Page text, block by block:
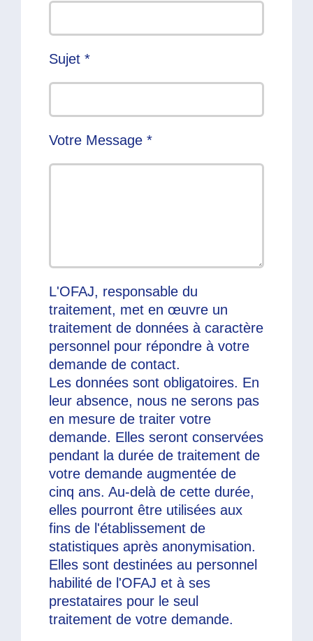
Sujet *
Votre Message *
L'OFAJ, responsable du
traitement, met en œuvre un
traitement de données à caractère
personnel pour répondre à votre
demande de contact.
Les données sont obligatoires. En
leur absence, nous ne serons pas
en mesure de traiter votre
demande. Elles seront conservées
pendant la durée de traitement de
votre demande augmentée de
cinq ans. Au-delà de cette durée,
elles pourront être utilisées aux
fins de l'établissement de
statistiques après anonymisation.
Elles sont destinées au personnel
habilité de l'OFAJ et à ses
prestataires pour le seul
traitement de votre demande.